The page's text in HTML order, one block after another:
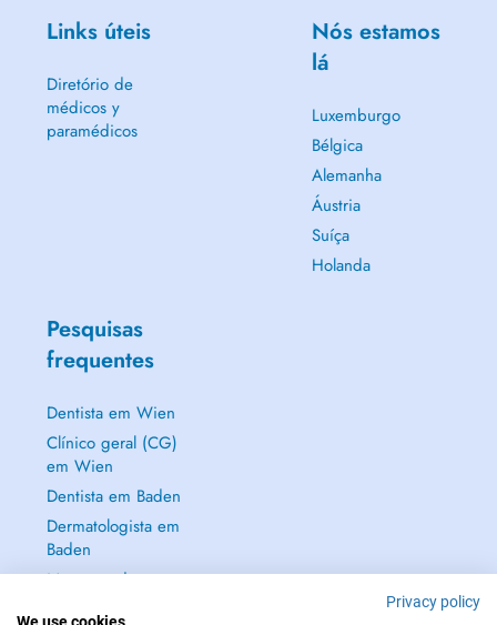
Links úteis
Diretório de
médicos y
paramédicos
Nós estamos
lá
Luxemburgo
Bélgica
Alemanha
Áustria
Suíça
Holanda
Pesquisas
frequentes
Dentista em Wien
Clínico geral (CG)
em Wien
Dentista em Baden
Dermatologista em
Baden
Mostrar tudo →
Privacy policy